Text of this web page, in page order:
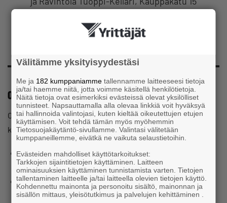
Oletko lähdössä tapahtumaan Kuopiosta?
Olemme varanneet tapahtumaosallistujille yhteensä 10
kappaletta Kuopio-Iisalmi-Kuopio menopaluu-junalippuja
Aikataulu:Lähtö Kuopion juna-asema 15.39 – Iisalmi
16.39& Paluu Iisalmi 21.28 – Kuopio 22.28
Voit ilmoittaumisen yhteydessä varata itsellesi
menopaluulipun
Välitämme yksityisyydestäsi
Me ja 182 kumppaniamme tallennamme laitteeseesi tietoja
ja/tai haemme niitä, jotta voimme käsitellä henkilötietoja.
Näitä tietoja ovat esimerkiksi evästeissä olevat yksilölliset
tunnisteet. Napsauttamalla alla olevaa linkkiä voit hyväksyä
tai hallinnoida valintojasi, kuten kieltää oikeutettujen etujen
käyttämisen. Voit tehdä tämän myös myöhemmin
Tietosuojakäytäntö-sivullamme. Valintasi välitetään
kumppaneillemme, eivätkä ne vaikuta selaustietoihin.
Evästeiden mahdolliset käyttötarkoitukset:
Tarkkojen sijaintitietojen käyttäminen. Laitteen
ominaisuuksien käyttäminen tunnistamista varten. Tietojen
tallentaminen laitteelle ja/tai laitteella olevien tietojen käyttö.
Kohdennettu mainonta ja personoitu sisältö, mainonnan ja
sisällön mittaus, yleisötutkimus ja palvelujen kehittäminen .